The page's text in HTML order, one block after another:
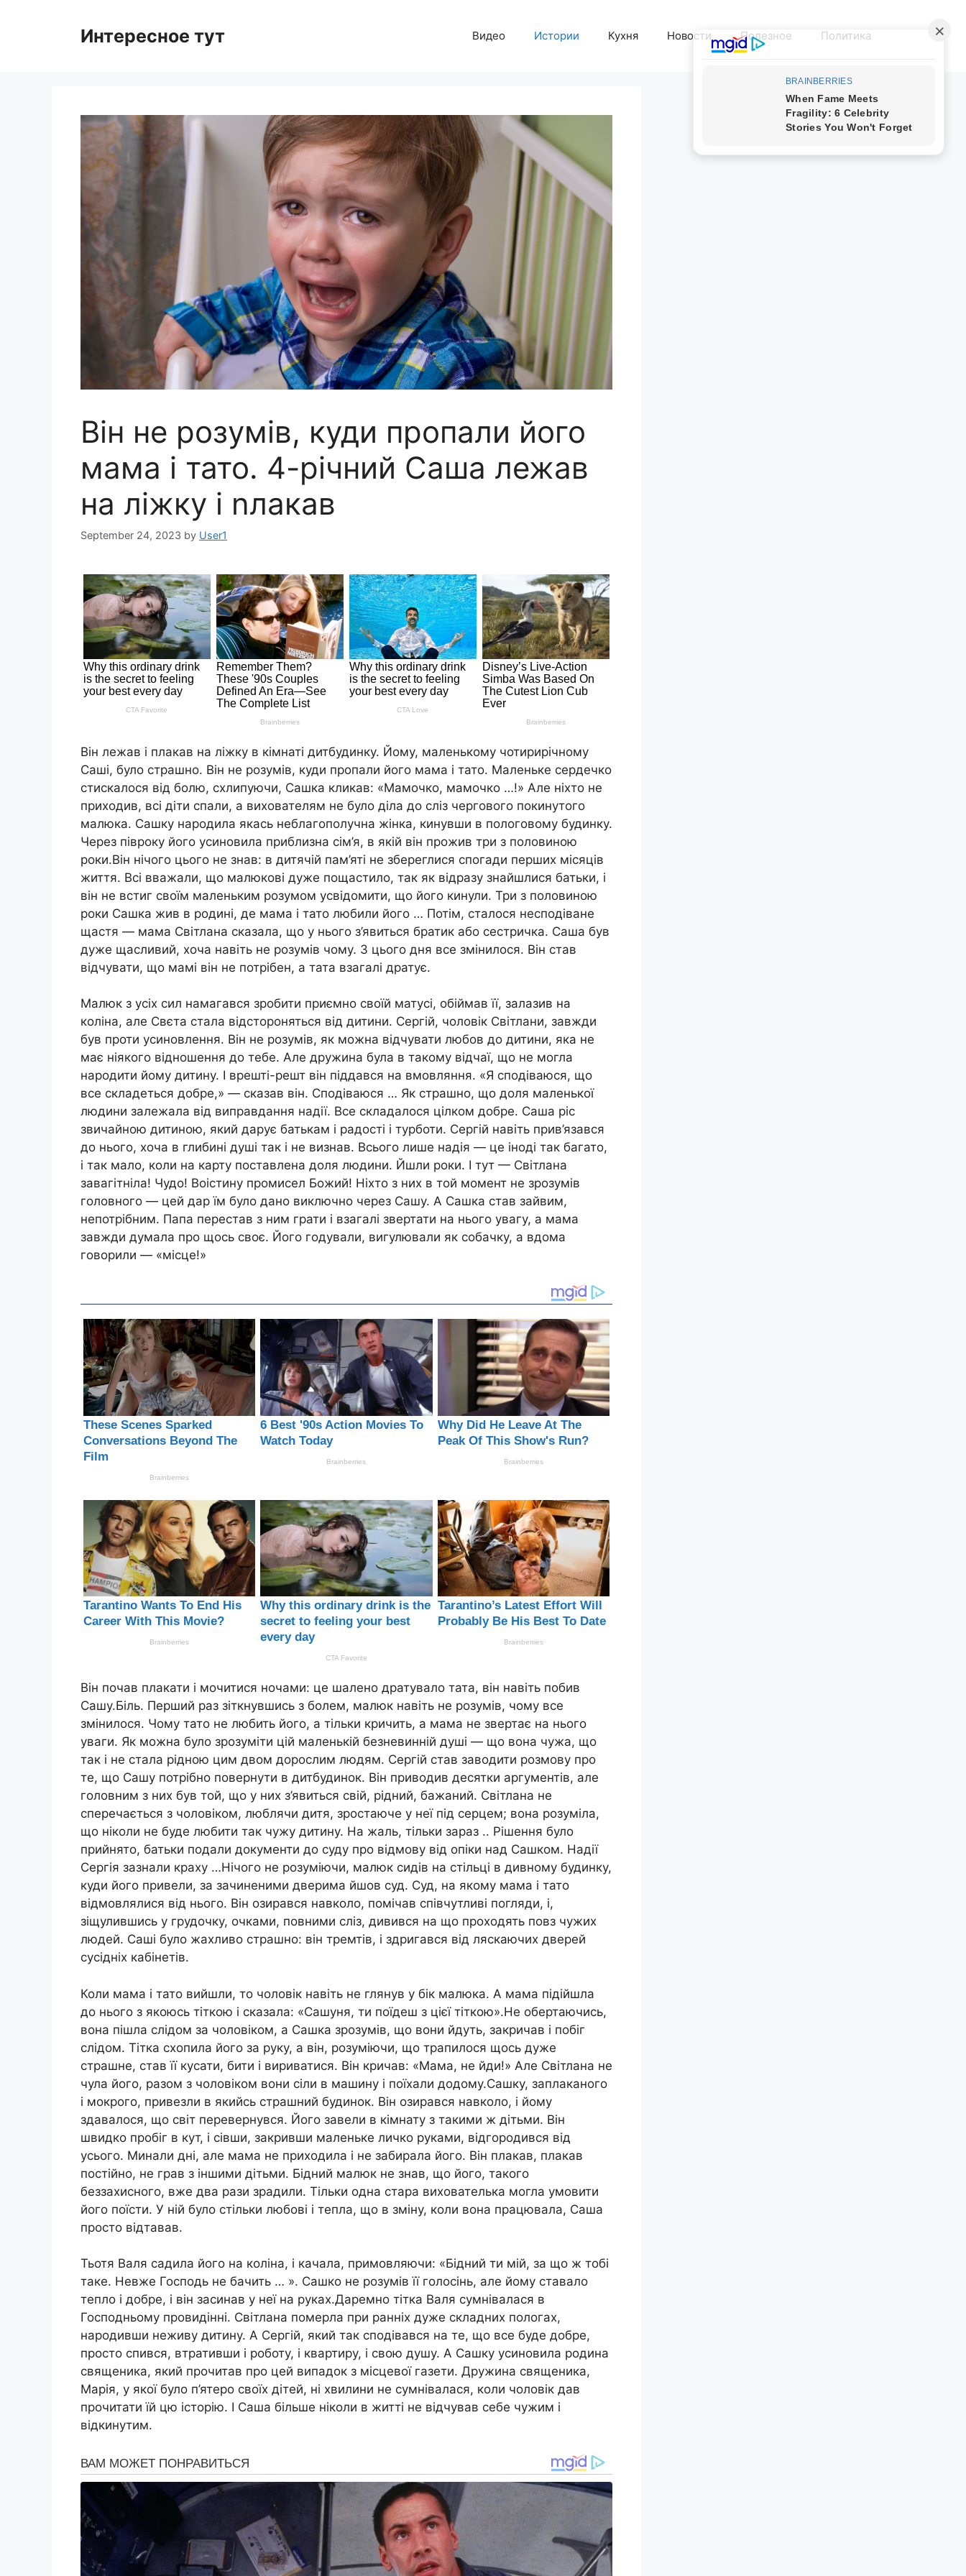
Интересное тут Видео Истории Кухня Новости Полезное Политика
Він не розумів, куди пропали його
мама і тато. 4-річний Саша лежав
на ліжку і nлакав
September 24, 2023 by User1
Він лежав і плакав на ліжку в кімнаті дитбудинку. Йому, маленькому чотирирічному
Саші, було страшно. Він не розумів, куди пропали його мама і тато. Маленьке сердечко
стискалося від болю, схлипуючи, Сашка кликав: «Мамочко, мамочко …!» Але ніхто не
приходив, всі діти спали, а вихователям не було діла до сліз чергового покинутого
малюка. Сашку народила якась неблагополучна жінка, кинувши в пологовому будинку.
Через півроку його усиновила приблизна сім’я, в якій він прожив три з половиною
роки.Він нічого цього не знав: в дитячій пам’яті не збереглися спогади перших місяців
життя. Всі вважали, що малюкові дуже пощастило, так як відразу знайшлися батьки, і
він не встиг своїм маленьким розумом усвідомити, що його кинули. Три з половиною
роки Сашка жив в родині, де мама і тато любили його … Потім, сталося несподіване
щастя — мама Світлана сказала, що у нього з’явиться братик або сестричка. Саша був
дуже щасливий, хоча навіть не розумів чому. З цього дня все змінилося. Він став
відчувати, що мамі він не потрібен, а тата взагалі дратує.
Малюк з усіх сил намагався зробити приємно своїй матусі, обіймав її, залазив на
коліна, але Свєта стала відстороняться від дитини. Сергій, чоловік Світлани, завжди
був проти усиновлення. Він не розумів, як можна відчувати любов до дитини, яка не
має ніякого відношення до тебе. Але дружина була в такому відчаї, що не могла
народити йому дитину. І врешті-решт він піддався на вмовляння. «Я сподіваюся, що
все складеться добре,» — сказав він. Сподіваюся … Як страшно, що доля маленької
людини залежала від виправдання надії. Все складалося цілком добре. Саша ріс
звичайною дитиною, який дарує батькам і радості і турботи. Сергій навіть прив’язався
до нього, хоча в глибині душі так і не визнав. Всього лише надія — це іноді так багато,
і так мало, коли на карту поставлена доля людини. Йшли роки. І тут — Світлана
завагітніла! Чудо! Воістину промисел Божий! Ніхто з них в той момент не зрозумів
головного — цей дар їм було дано виключно через Сашу. А Сашка став зайвим,
непотрібним. Папа перестав з ним грати і взагалі звертати на нього увагу, а мама
завжди думала про щось своє. Його годували, вигулювали як собачку, а вдома
говорили — «місце!»
Він почав плакати і мочитися ночами: це шалено дратувало тата, він навіть побив
Сашу.Біль. Перший раз зіткнувшись з болем, малюк навіть не розумів, чому все
змінилося. Чому тато не любить його, а тільки кричить, а мама не звертає на нього
уваги. Як можна було зрозуміти цій маленькій безневинній душі — що вона чужа, що
так і не стала рідною цим двом дорослим людям. Сергій став заводити розмову про
те, що Сашу потрібно повернути в дитбудинок. Він приводив десятки аргументів, але
головним з них був той, що у них з’явиться свій, рідний, бажаний. Світлана не
сперечається з чоловіком, люблячи дитя, зростаюче у неї під серцем; вона розуміла,
що ніколи не буде любити так чужу дитину. На жаль, тільки зараз .. Рішення було
прийнято, батьки подали документи до суду про відмову від опіки над Сашком. Надії
Сергія зазнали краху …Нічого не розуміючи, малюк сидів на стільці в дивному будинку,
куди його привели, за зачиненими дверима йшов суд. Суд, на якому мама і тато
відмовлялися від нього. Він озирався навколо, помічав співчутливі погляди, і,
зіщулившись у грудочку, очками, повними сліз, дивився на що проходять повз чужих
людей. Саші було жахливо страшно: він тремтів, і здригався від ляскаючих дверей
сусідніх кабінетів.
Коли мама і тато вийшли, то чоловік навіть не глянув у бік малюка. А мама підійшла
до нього з якоюсь тіткою і сказала: «Сашуня, ти поїдеш з цієї тіткою».Не обертаючись,
вона пішла слідом за чоловіком, а Сашка зрозумів, що вони йдуть, закричав і побіг
слідом. Тітка схопила його за руку, а він, розуміючи, що трапилося щось дуже
страшне, став її кусати, бити і вириватися. Він кричав: «Мама, не йди!» Але Світлана не
чула його, разом з чоловіком вони сіли в машину і поїхали додому.Сашку, заплаканого
і мокрого, привезли в якийсь страшний будинок. Він озирався навколо, і йому
здавалося, що світ перевернувся. Його завели в кімнату з такими ж дітьми. Він
швидко пробіг в кут, і сівши, закривши маленьке личко руками, відгородився від
усього. Минали дні, але мама не приходила і не забирала його. Він плакав, плакав
постійно, не грав з іншими дітьми. Бідний малюк не знав, що його, такого
беззахисного, вже два рази зрадили. Тільки одна стара вихователька могла умовити
його поїсти. У ній було стільки любові і тепла, що в зміну, коли вона працювала, Саша
просто відтавав.
Тьотя Валя садила його на коліна, і качала, примовляючи: «Бідний ти мій, за що ж тобі
таке. Невже Господь не бачить … ». Сашко не розумів її голосінь, але йому ставало
тепло і добре, і він засинав у неї на руках.Даремно тітка Валя сумнівалася в
Господньому провидінні. Світлана померла при ранніх дуже складних пологах,
народивши неживу дитину. А Сергій, який так сподівався на те, що все буде добре,
просто спився, втративши і роботу, і квартиру, і свою душу. А Сашку усиновила родина
священика, який прочитав про цей випадок з місцевої газети. Дружина священика,
Марія, у якої було п’ятеро своїх дітей, ні хвилини не сумнівалася, коли чоловік дав
прочитати їй цю історію. І Саша більше ніколи в житті не відчував себе чужим і
відкинутим.